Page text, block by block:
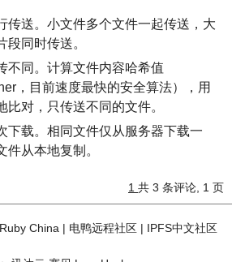
传送。小文件多个文件一起传送，大
段同时传送。
不同。计算文件内容哈希值
，目前速度最快的安全算法），用
比对，只传送不同的文件。
下载。相同文件仅从服务器下载一
件从本地复制。
1 共 3 条评论, 1 页
Ruby China | 电鸭远程社区| IPFS中文社区